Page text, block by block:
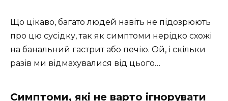
Що цікаво, багато людей навіть не підозрюють
про цю сусідку, так як симптоми нерідко схожі
на банальний гастрит або печію. Ой, і скільки
разів ми відмахувалися від цього…
Симптоми, які не варто ігнорувати